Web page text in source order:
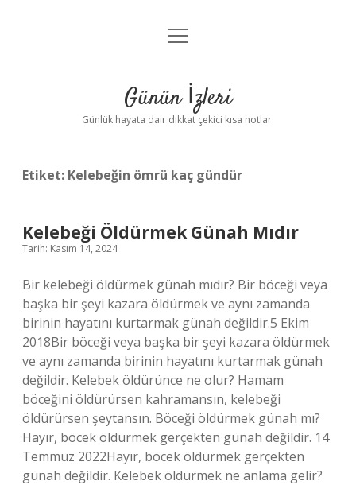
Anasayfa
Yasal Uyarı
menüyü
Günün İzleri
Günlük hayata dair dikkat çekici kısa notlar.
Etiket: Kelebeğin ömrü kaç gündür
Kelebeği Öldürmek Günah Mıdır
Tarih: Kasım 14, 2024
Bir kelebeği öldürmek günah mıdır? Bir böceği veya
başka bir şeyi kazara öldürmek ve aynı zamanda
birinin hayatını kurtarmak günah değildir.5 Ekim
2018Bir böceği veya başka bir şeyi kazara öldürmek
ve aynı zamanda birinin hayatını kurtarmak günah
değildir. Kelebek öldürünce ne olur? Hamam
böceğini öldürürsen kahramansın, kelebeği
öldürürsen şeytansın. Böceği öldürmek günah mı?
Hayır, böcek öldürmek gerçekten günah değildir. 14
Temmuz 2022Hayır, böcek öldürmek gerçekten
günah değildir. Kelebek öldürmek ne anlama gelir?